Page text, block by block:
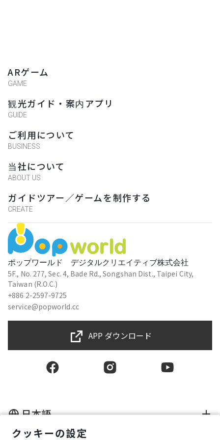
ポップワールド デジタルクリエイティブ株式会社
5F., No. 277, Sec. 4, Bade Rd., Songshan Dist., Taipei City,
Taiwan (R.O.C.)
+886 2-2597-9725
service@popworld.cc
ARゲーム
GAME
観光ガイド・案内アプリ
GUIDE
ご利用について
BUSINESS
当社について
ABOUT US
ガイドツアー／ゲームを制作する
CREATE
APP ダウンロード
日本語
クッキーの設定